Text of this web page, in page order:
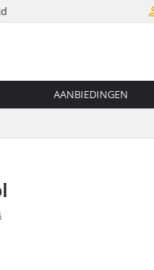
AANBIEDINGEN